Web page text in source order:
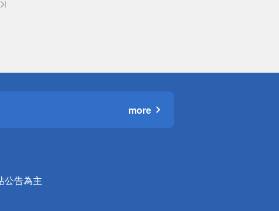
more
公告為主